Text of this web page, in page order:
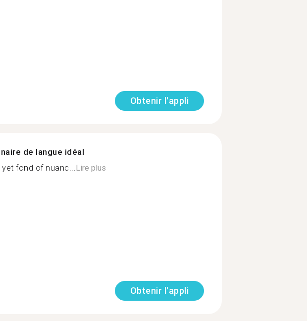
Obtenir l'appli
de langue idéal
yet fond of nuanc...Lire plus
Obtenir l'appli